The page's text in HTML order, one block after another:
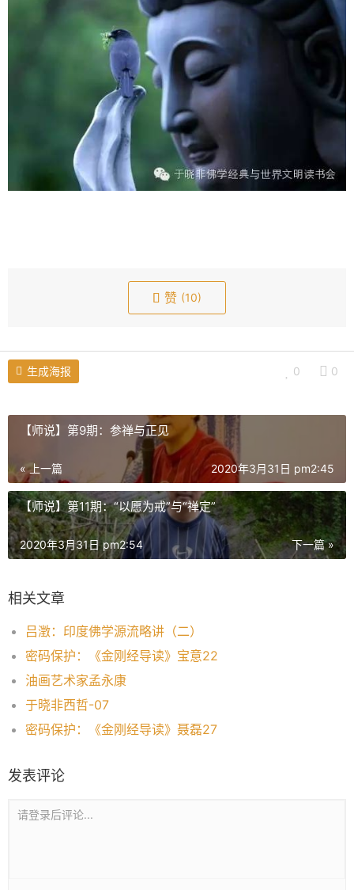
赞 (10)
生成海报 0 0
【师说】第9期：参禅与正见
« 上一篇 2020年3月31日 pm2:45
【师说】第11期：“以愿为戒”与“禅定”
下一篇 »
2020年3月31日 pm2:54
相关文章
吕澂：印度佛学源流略讲（二）
密码保护：《金刚经导读》宝意22
油画艺术家孟永康
于晓非西哲-07
密码保护：《金刚经导读》聂磊27
发表评论
请登录后评论...